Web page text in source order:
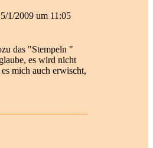
1/2009 um 11:05
das "Stempeln "
es wird nicht
mich auch erwischt,